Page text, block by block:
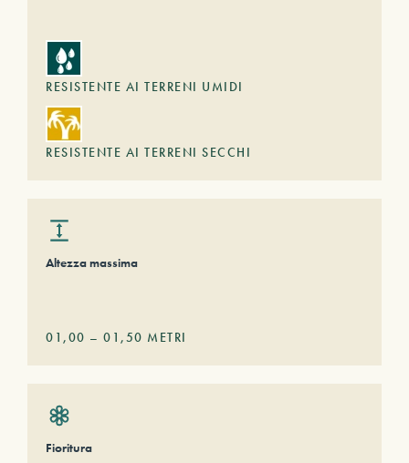
RESISTENTE AI TERRENI UMIDI
RESISTENTE AI TERRENI SECCHI
Altezza massima
01,00 – 01,50 METRI
Fioritura